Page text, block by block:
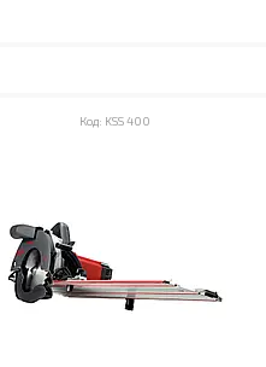
KSS 400